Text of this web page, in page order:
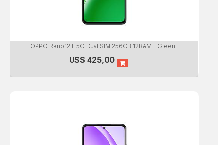
OPPO Reno12 F 5G Dual SIM 256GB 12RAM - Green
U$S 425,00